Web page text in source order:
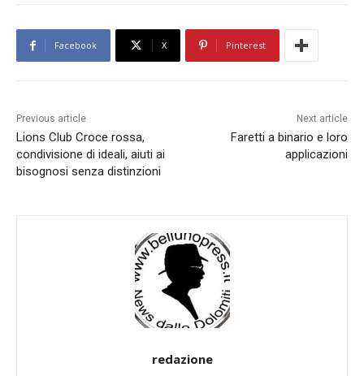
Facebook X Pinterest
Previous article
Lions Club Croce rossa,
condivisione di ideali, aiuti ai
bisognosi senza distinzioni
Next article
Faretti a binario e loro
applicazioni
redazione